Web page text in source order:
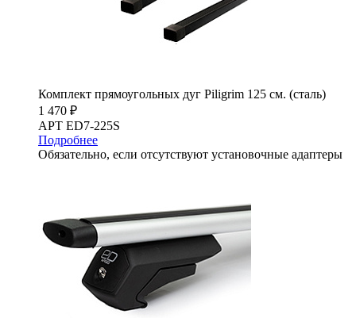
Комплект прямоугольных дуг Piligrim 125 см. (сталь)
1 470 ₽
АРТ ED7-225S
Подробнее
Обязательно, если отсутствуют установочные адаптеры